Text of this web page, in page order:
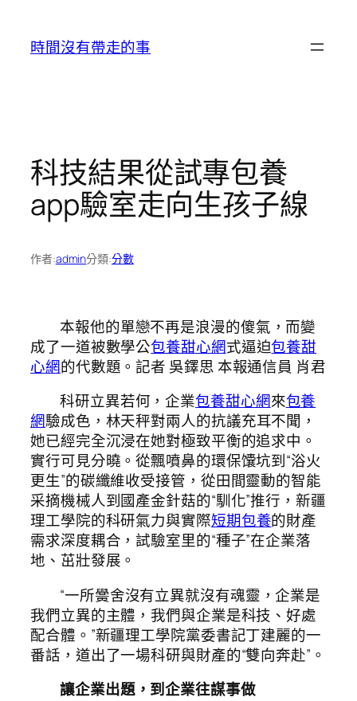
時間沒有帶走的事
科技結果從試專包養
app驗室走向生孩子線
作者:admin分類:分數
本報他的單戀不再是浪漫的傻氣，而變
成了一道被數學公包養甜心網式逼迫包養甜
心網的代數題。記者 吳鐸思 本報通信員 肖君
科研立異若何，企業包養甜心網來包養
網驗成色，林天秤對兩人的抗議充耳不聞，
她已經完全沉浸在她對極致平衡的追求中。
實行可見分曉。從飄噴鼻的環保馕坑到“浴火
更生”的碳纖維收受接管，從田間靈動的智能
采摘機械人到國產金針菇的“馴化”推行，新疆
理工學院的科研氣力與實際短期包養的財產
需求深度耦合，試驗室里的“種子”在企業落
地、茁壯發展。
“一所黌舍沒有立異就沒有魂靈，企業是
我們立異的主體，我們與企業是科技、好處
配合體。”新疆理工學院黨委書記丁建麗的一
番話，道出了一場科研與財產的“雙向奔赴”。
讓企業出題，到企業往謀事做